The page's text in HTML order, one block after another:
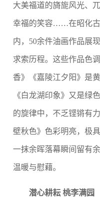
大美福道的旖旎风光、
幸福的笑容……在昭化古
内， 50余件油画作品展
求索历程。这些作品色
香》《嘉陵江夕阳》是
《白龙湖印象》又是绿
的旋律中，不乏铿锵有
壁秋色》色彩明亮，极
一抹余晖落幕瞬间留有
温暖与慰藉。
潜心耕耘 桃李满园